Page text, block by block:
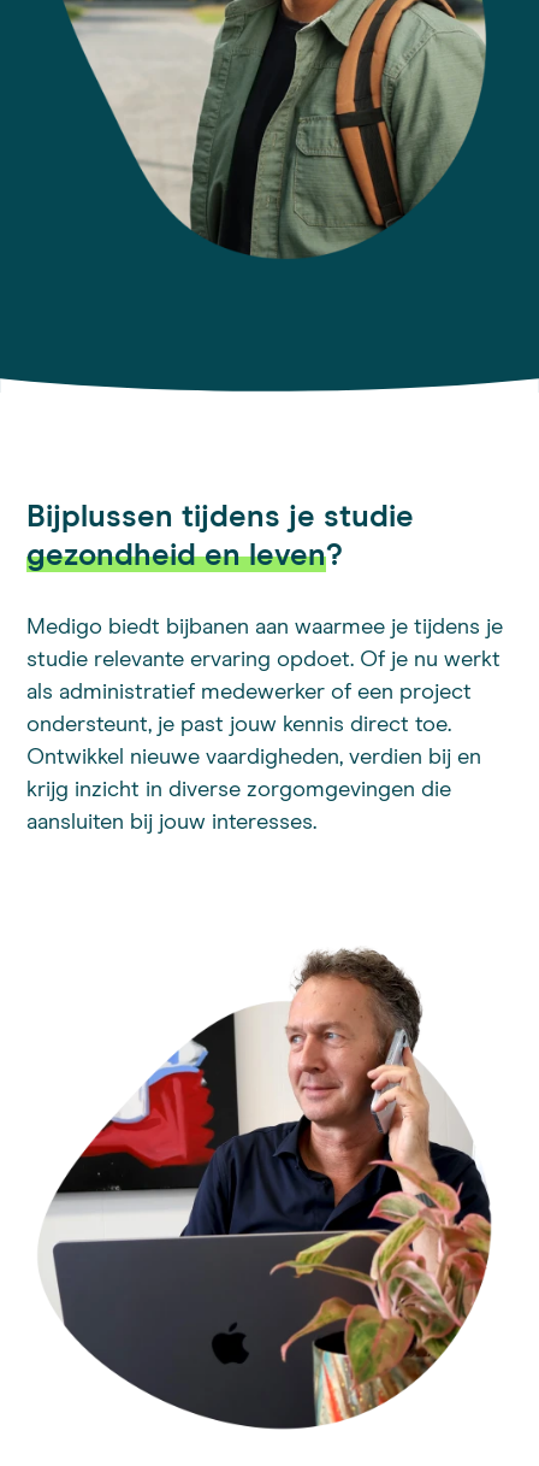
Bijplussen tijdens je studie
gezondheid en leven?
Medigo biedt bijbanen aan waarmee je tijdens je
studie relevante ervaring opdoet. Of je nu werkt
als administratief medewerker of een project
ondersteunt, je past jouw kennis direct toe.
Ontwikkel nieuwe vaardigheden, verdien bij en
krijg inzicht in diverse zorgomgevingen die
aansluiten bij jouw interesses.